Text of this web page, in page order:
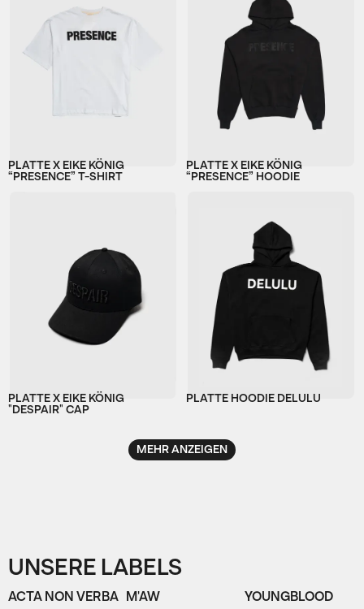
PLATTE X EIKE KÖNIG
“PRESENCE” T-SHIRT
PLATTE X EIKE KÖNIG
“PRESENCE” HOODIE
PLATTE X EIKE KÖNIG
"DESPAIR" CAP
PLATTE HOODIE DELULU
MEHR ANZEIGEN
UNSERE LABELS
ACTA NON VERBA M'AW
YOUNGBLOOD